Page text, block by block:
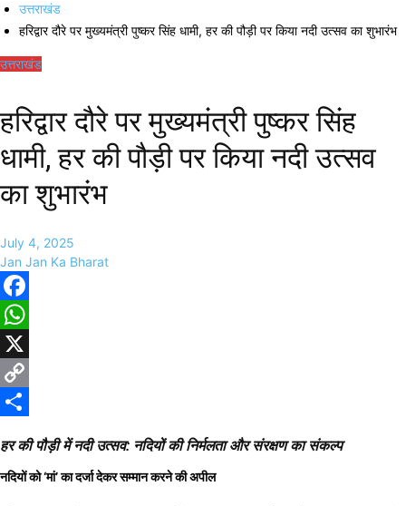
उत्तराखंड
हरिद्वार दौरे पर मुख्यमंत्री पुष्कर सिंह धामी, हर की पौड़ी पर किया नदी उत्सव का शुभारंभ
उत्तराखंड
हरिद्वार दौरे पर मुख्यमंत्री पुष्कर सिंह
धामी, हर की पौड़ी पर किया नदी उत्सव
का शुभारंभ
July 4, 2025
Jan Jan Ka Bharat
Facebook
WhatsApp
X
Copy
हर की पौड़ी में नदी उत्सव: नदियों की निर्मलता और संरक्षण का संकल्प
नदियों को ‘मां’ का दर्जा देकर सम्मान करने की अपील